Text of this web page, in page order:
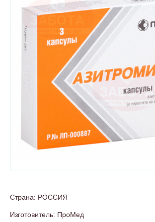
Страна: РОССИЯ
Изготовитель: ПроМед